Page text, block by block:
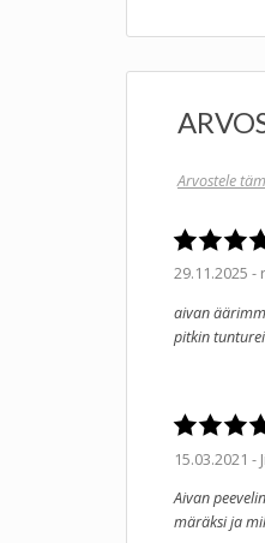
Arvostele
29.11.2025 -
aivan
pitkin
15.03.2021 -
Aivan
märäksi ja